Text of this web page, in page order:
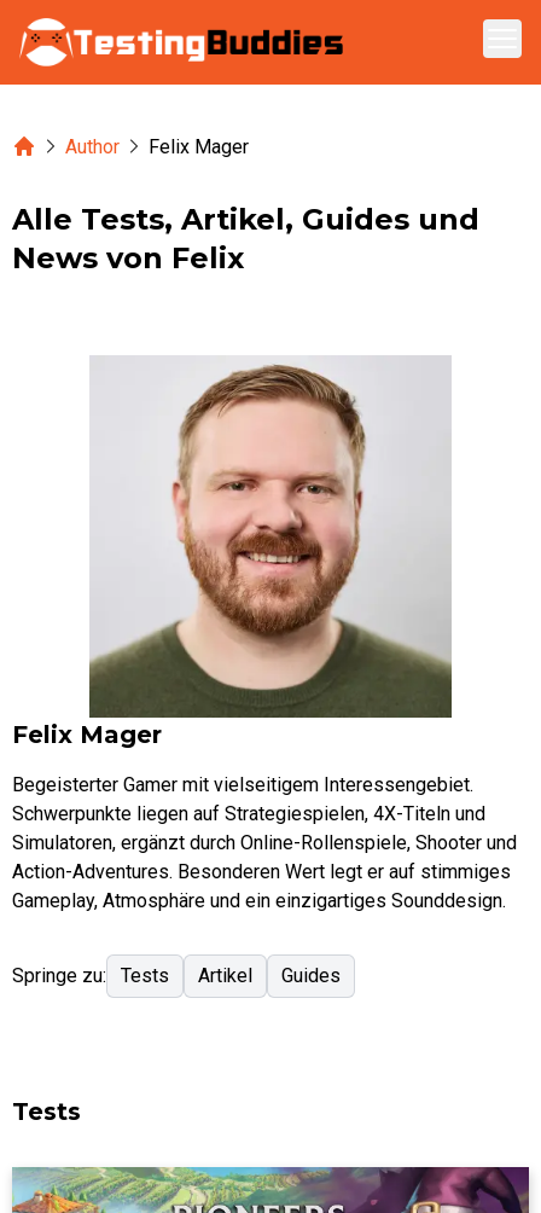
Zum Hauptinhalt springen
HomeAuthor Felix Mager
Alle Tests, Artikel, Guides und
News von Felix
Felix Mager
Begeisterter Gamer mit vielseitigem Interessengebiet.
Schwerpunkte liegen auf Strategiespielen, 4X-Titeln und
Simulatoren, ergänzt durch Online-Rollenspiele, Shooter und
Action-Adventures. Besonderen Wert legt er auf stimmiges
Gameplay, Atmosphäre und ein einzigartiges Sounddesign.
Springe zu: Tests Artikel Guides
Tests